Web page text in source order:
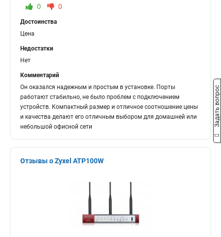
0 0
Достоинства
Цена
Недостатки
Нет
Комментарий
Он оказался надежным и простым в установке. Порты
работают стабильно, не было проблем с подключением
устройств. Компактный размер и отличное соотношение цены
и качества делают его отличным выбором для домашней или
небольшой офисной сети
Отзывы о Zyxel ATP100W
Задать вопрос